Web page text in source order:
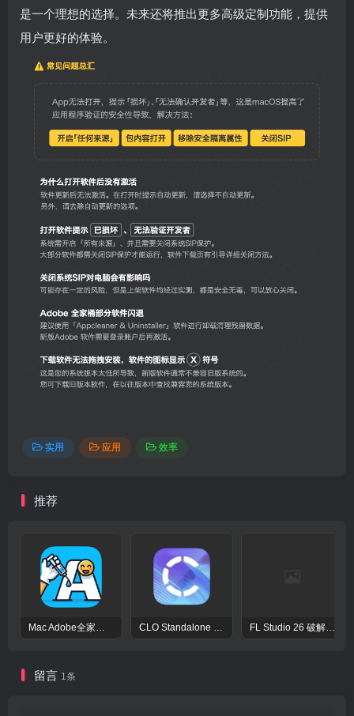
是一个理想的选择。未来还将推出更多高级定制功能，提供
用户更好的体验。
实用 应用 效率
推荐
留言 1条